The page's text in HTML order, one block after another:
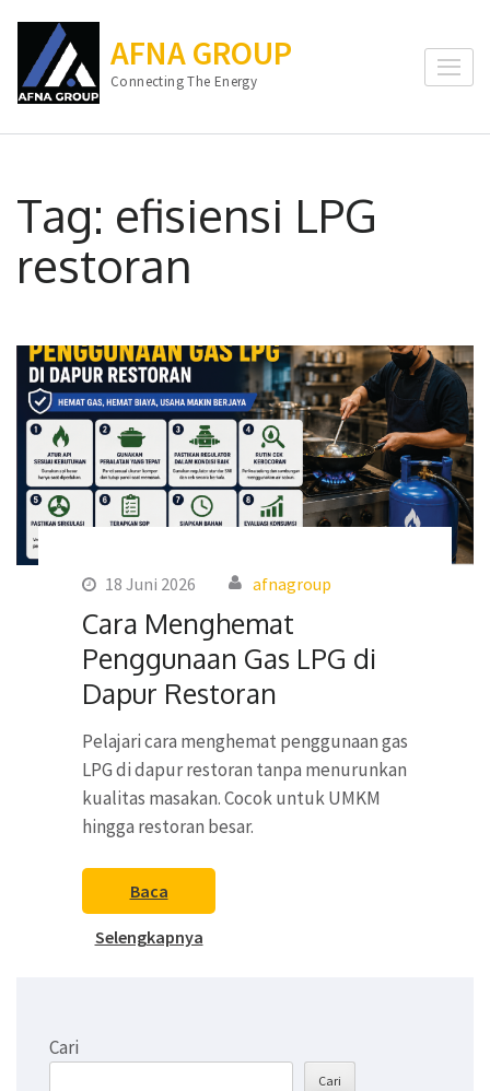
konten
(Tekan
AFNA GROUP
Connecting The Energy
Tag: efisiensi LPG
restoran
18 Juni 2026 afnagroup
Cara Menghemat
Penggunaan Gas LPG di
Dapur Restoran
Pelajari cara menghemat penggunaan gas
LPG di dapur restoran tanpa menurunkan
kualitas masakan. Cocok untuk UMKM
hingga restoran besar.
Baca
Selengkapnya
Cari
Cari